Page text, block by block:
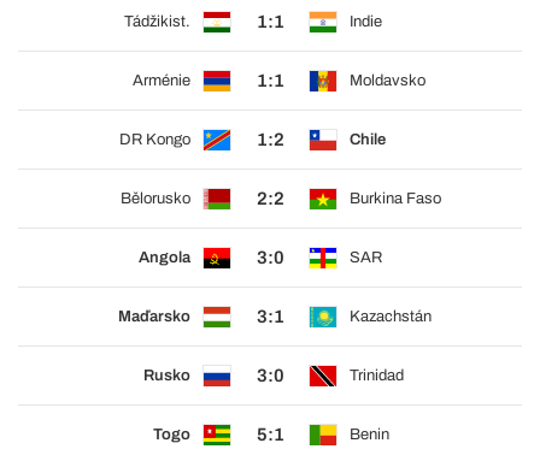
Tádžikist. 1:1 Indie
Arménie 1:1 Moldavsko
DR Kongo 1:2 Chile
Bělorusko 2:2 Burkina Faso
Angola 3:0 SAR
Maďarsko 3:1 Kazachstán
Rusko 3:0 Trinidad
Togo 5:1 Benin